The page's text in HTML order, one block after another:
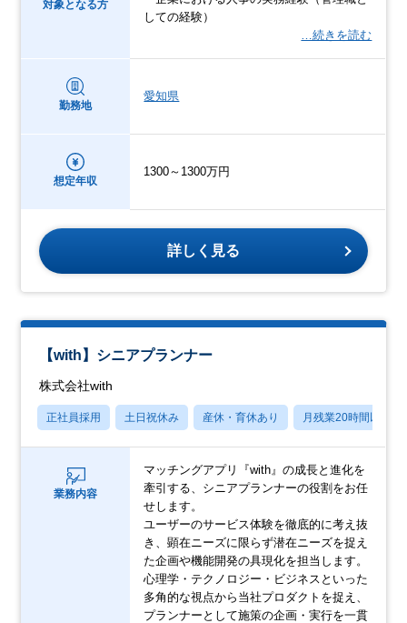
対象となる方
しての経験）
…続きを読む
勤務地
愛知県
想定年収
1300～1300万円
詳しく見る
【with】シニアプランナー
株式会社with
正社員採用 土日祝休み 産休・育休あり 月残業20時間以内
業務内容
マッチングアプリ『with』の成長と進化を
牽引する、シニアプランナーの役割をお任
せします。
ユーザーのサービス体験を徹底的に考え抜
き、顕在ニーズに限らず潜在ニーズを捉え
た企画や機能開発の具現化を担当します。
心理学・テクノロジー・ビジネスといった
多角的な視点から当社プロダクトを捉え、
プランナーとして施策の企画・実行を一貫